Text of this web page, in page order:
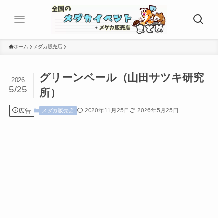
ホーム メダカ販売店
グリーンベール（山田サツキ研究
所）
2026
5/25
広告 メダカ販売店 2020年11月25日 2026年5月25日